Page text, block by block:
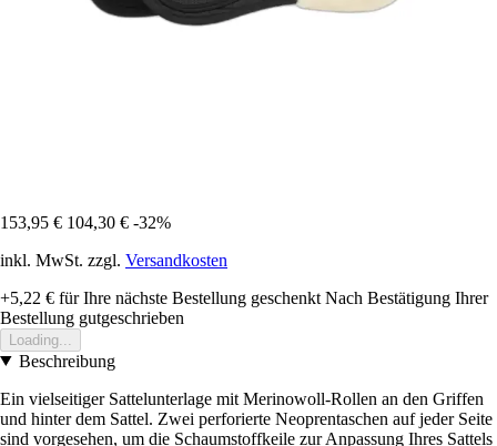
153,95 € 104,30 € -32%
inkl. MwSt. zzgl. Versandkosten
+5,22 € für Ihre nächste Bestellung geschenkt Nach Bestätigung Ihrer
Bestellung gutgeschrieben
Loading...
Beschreibung
Ein vielseitiger Sattelunterlage mit Merinowoll-Rollen an den Griffen
und hinter dem Sattel. Zwei perforierte Neoprentaschen auf jeder Seite
sind vorgesehen, um die Schaumstoffkeile zur Anpassung Ihres Sattels